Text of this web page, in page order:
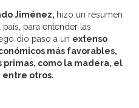
Jiménez, hizo un resumen
para entender las
dio paso a un extenso
más favorables,
como la madera, el
entre otros.